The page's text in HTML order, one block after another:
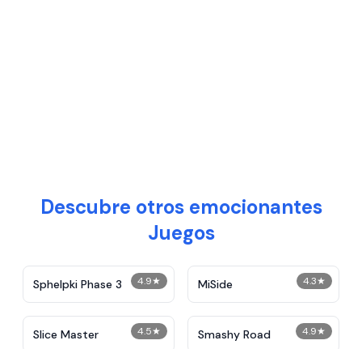
Descubre otros emocionantes
Juegos
4.9★
Sphelpki Phase 3 4.3★
MiSide
4.5★
Slice Master 4.9★
Smashy Road